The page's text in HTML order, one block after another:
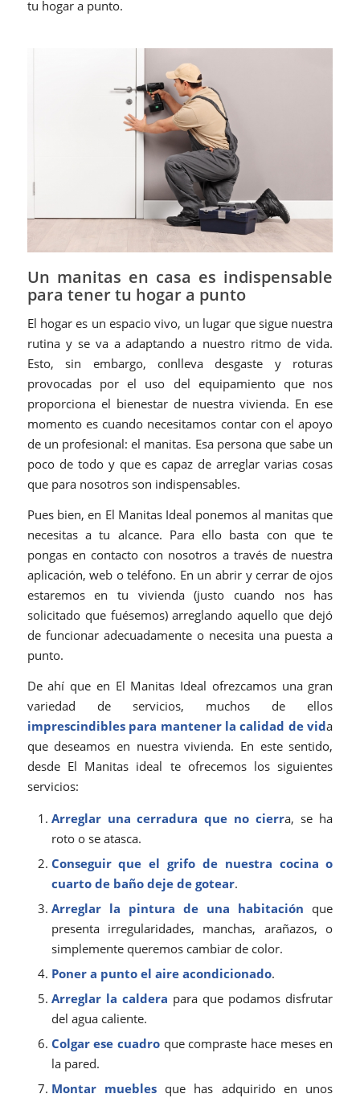
tu hogar a punto.
Un manitas en casa es indispensable
para tener tu hogar a punto
El hogar es un espacio vivo, un lugar que sigue nuestra
rutina y se va a adaptando a nuestro ritmo de vida.
Esto, sin embargo, conlleva desgaste y roturas
provocadas por el uso del equipamiento que nos
proporciona el bienestar de nuestra vivienda. En ese
momento es cuando necesitamos contar con el apoyo
de un profesional: el manitas. Esa persona que sabe un
poco de todo y que es capaz de arreglar varias cosas
que para nosotros son indispensables.
Pues bien, en El Manitas Ideal ponemos al manitas que
necesitas a tu alcance. Para ello basta con que te
pongas en contacto con nosotros a través de nuestra
aplicación, web o teléfono. En un abrir y cerrar de ojos
estaremos en tu vivienda (justo cuando nos has
solicitado que fuésemos) arreglando aquello que dejó
de funcionar adecuadamente o necesita una puesta a
punto.
De ahí que en El Manitas Ideal ofrezcamos una gran
variedad de servicios, muchos de ellos
imprescindibles para mantener la calidad de vida
que deseamos en nuestra vivienda. En este sentido,
desde El Manitas ideal te ofrecemos los siguientes
servicios:
Arreglar una cerradura que no cierra, se ha
roto o se atasca.
Conseguir que el grifo de nuestra cocina o
cuarto de baño deje de gotear.
Arreglar la pintura de una habitación que
presenta irregularidades, manchas, arañazos, o
simplemente queremos cambiar de color.
Poner a punto el aire acondicionado.
Arreglar la caldera para que podamos disfrutar
del agua caliente.
Colgar ese cuadroque compraste hace meses en
la pared.
Montar mueblesque has adquirido en unos